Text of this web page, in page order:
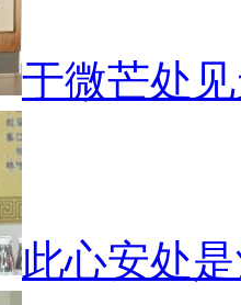
于微芒处
此心安处